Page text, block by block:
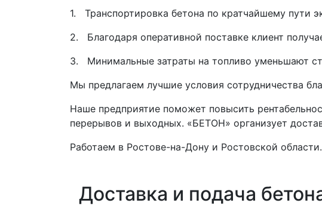
1. Транспортировка бетона по кратчайшему пути
2. Благодаря оперативной поставке клиент
3. Минимальные затраты на топливо уменьшают
Мы предлагаем лучшие условия сотрудничества
Наше предприятие поможет повысить
перерывов и выходных. «БЕТОН» организует
Работаем в Ростове-на-Дону и Ростовской области.
Доставка и подача